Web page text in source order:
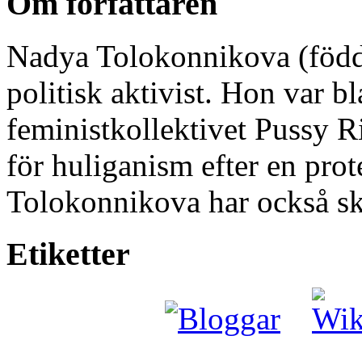
Nadya Tolokonnikova
politisk aktivist. Hon var
feministkollektivet Pussy
för huliganism efter en
Tolokonnikova har också
Etiketter